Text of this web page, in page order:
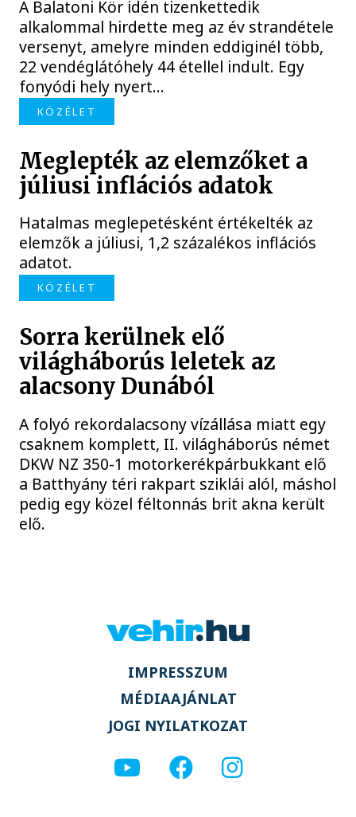
A Balatoni Kör idén tizenkettedik
alkalommal hirdette meg az év strandétele
versenyt, amelyre minden eddiginél több,
22 vendéglátóhely 44 étellel indult. Egy
fonyódi hely nyert...
KÖZÉLET
Meglepték az elemzőket a
júliusi inflációs adatok
Hatalmas meglepetésként értékelték az
elemzők a júliusi, 1,2 százalékos inflációs
adatot.
KÖZÉLET
Sorra kerülnek elő
világháborús leletek az
alacsony Dunából
A folyó rekordalacsony vízállása miatt egy
csaknem komplett, II. világháborús német
DKW NZ 350-1 motorkerékpárbukkant elő
a Batthyány téri rakpart sziklái alól, máshol
pedig egy közel féltonnás brit akna került
elő.
IMPRESSZUM
MÉDIAAJÁNLAT
JOGI NYILATKOZAT